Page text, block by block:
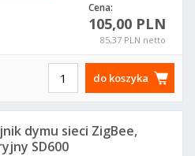
Cena:
105,00 PLN
85,37 PLN netto
do koszyka
dymu sieci ZigBee,
SD600